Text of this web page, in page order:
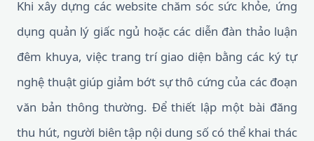
Khi xây dựng các website chăm sóc sức khỏe, ứng
dụng quản lý giấc ngủ hoặc các diễn đàn thảo luận
đêm khuya, việc trang trí giao diện bằng các ký tự
nghệ thuật giúp giảm bớt sự thô cứng của các đoạn
văn bản thông thường. Để thiết lập một bài đăng
thu hút, người biên tập nội dung số có thể khai thác